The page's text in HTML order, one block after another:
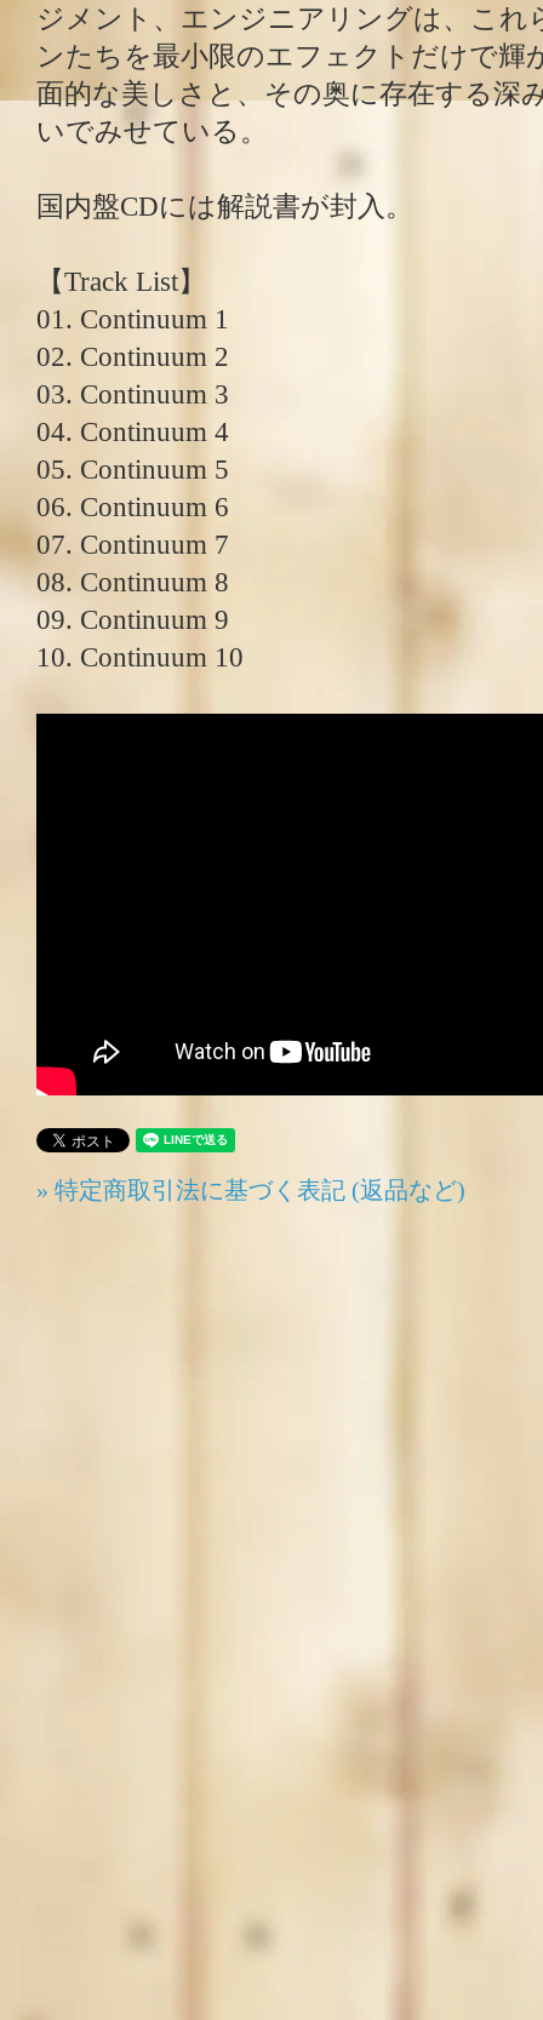
ジメント、エンジニアリングは、これ
ンたちを最小限のエフェクトだけで輝
面的な美しさと、その奥に存在する深
いでみせている。
国内盤CDには解説書が封入。
【Track List】
01. Continuum 1
02. Continuum 2
03. Continuum 3
04. Continuum 4
05. Continuum 5
06. Continuum 6
07. Continuum 7
08. Continuum 8
09. Continuum 9
10. Continuum 10
» 特定商取引法に基づく表記 (返品など)